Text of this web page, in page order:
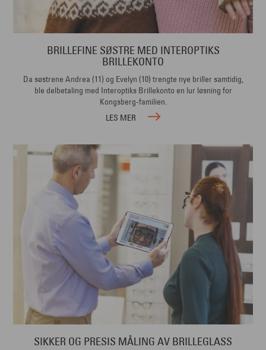
BRILLEFINE SØSTRE MED INTEROPTIKS
BRILLEKONTO
Da søstrene Andrea (11) og Evelyn (10) trengte nye briller samtidig,
ble delbetaling med Interoptiks Brillekonto en lur løsning for
Kongsberg-familien.
LES MER
SIKKER OG PRESIS MÅLING AV BRILLEGLASS